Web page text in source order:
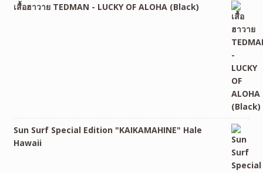
เสื้อฮาวาย TEDMAN - LUCKY OF ALOHA (Black)
Sun Surf Special Edition "KAIKAMAHINE" Hale
Hawaii